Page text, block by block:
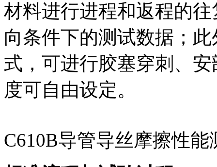
材料进行进程和返程的
向条件下的测试数据；
式，可进行胶塞穿刺、
度可自由设定。
C610B导管导丝摩擦性能